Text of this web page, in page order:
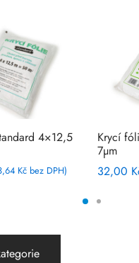
4×12,5
Kčbez DPH)
Krycí
7µm
32,00